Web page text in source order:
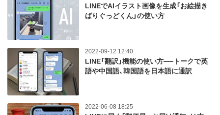
LINEでAIイラスト画像を生成「お絵描き
ばりぐっどくん」の使い方
2022-09-12 12:40
LINE「翻訳」機能の使い方──トークで英
語や中国語、韓国語を日本語に通訳
2022-06-08 18:25